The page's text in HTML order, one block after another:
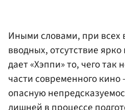
Иными словами, при всех
вводных, отсутствие
дает «Хэппи» то, чего так
части современного
опасную